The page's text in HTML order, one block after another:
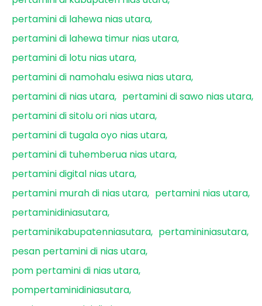
pertamini di lahewa nias utara
pertamini di lahewa timur nias utara
pertamini di lotu nias utara
pertamini di namohalu esiwa nias utara
pertamini di nias utara
pertamini di sawo nias utara
pertamini di sitolu ori nias utara
pertamini di tugala oyo nias utara
pertamini di tuhemberua nias utara
pertamini digital nias utara
pertamini murah di nias utara
pertamini nias utara
pertaminidiniasutara
pertaminikabupatenniasutara
pertamininiasutara
pesan pertamini di nias utara
pom pertamini di nias utara
pompertaminidiniasutara